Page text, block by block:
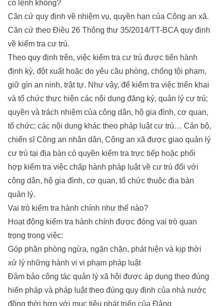
có lệnh không?
Căn cứ quy định về nhiệm vụ, quyền hạn của Công an xã.
Căn cứ theo Điều 26 Thông thư 35/2014/TT-BCA quy định
về kiểm tra cư trú.
Theo quy định trên, việc kiểm tra cư trú được tiến hành
định kỳ, đột xuất hoặc do yêu cầu phòng, chống tội phạm,
giữ gìn an ninh, trật tự. Như vậy, để kiểm tra việc triển khai
và tổ chức thực hiện các nội dung đăng ký, quản lý cư trú;
quyền và trách nhiệm của công dân, hộ gia đình, cơ quan,
tổ chức; các nội dung khác theo pháp luật cư trú… Cán bộ,
chiến sĩ Công an nhân dân, Công an xã được giao quản lý
cư trú tại địa bàn có quyền kiểm tra trực tiếp hoặc phối
hợp kiểm tra việc chấp hành pháp luật về cư trú đối với
công dân, hộ gia đình, cơ quan, tổ chức thuộc địa bàn
quản lý.
Vai trò kiểm tra hành chính như thế nào?
Hoạt động kiểm tra hành chính được đóng vai trò quan
trọng trong việc:
Góp phần phòng ngừa, ngăn chặn, phát hiện và kịp thời
xử lý những hành vi vi phạm pháp luật
Đảm bảo công tác quản lý xã hội được áp dụng theo đúng
hiến pháp và pháp luật theo đúng quy định của nhà nước
đồng thời hợp với mục tiêu phát triển của Đảng